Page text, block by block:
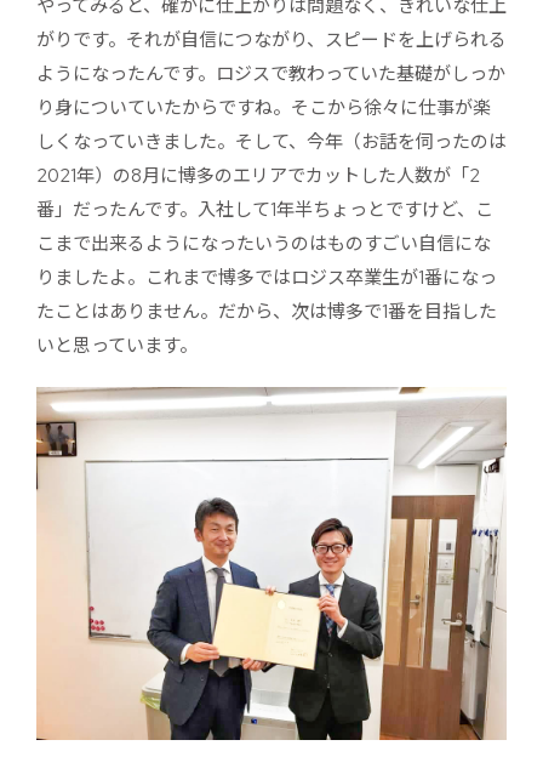
やってみると、確かに仕上がりは問題なく、きれいな仕上
がりです。それが自信につながり、スピードを上げられる
ようになったんです。ロジスで教わっていた基礎がしっか
り身についていたからですね。そこから徐々に仕事が楽
しくなっていきました。そして、今年（お話を伺ったのは
2021年）の8月に博多のエリアでカットした人数が「2
番」だったんです。入社して1年半ちょっとですけど、こ
こまで出来るようになったいうのはものすごい自信にな
りましたよ。これまで博多ではロジス卒業生が1番になっ
たことはありません。だから、次は博多で1番を目指した
いと思っています。